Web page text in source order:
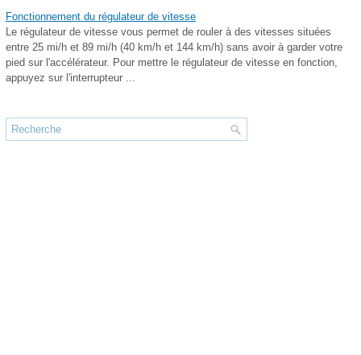
Fonctionnement du régulateur de vitesse
Le régulateur de vitesse vous permet de rouler à des vitesses situées
entre 25 mi/h et 89 mi/h (40 km/h et 144 km/h) sans avoir à garder votre
pied sur l'accélérateur. Pour mettre le régulateur de vitesse en fonction,
appuyez sur l'interrupteur ...